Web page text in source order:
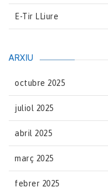
E-Tir LLiure
ARXIU
octubre 2025
juliol 2025
abril 2025
març 2025
febrer 2025